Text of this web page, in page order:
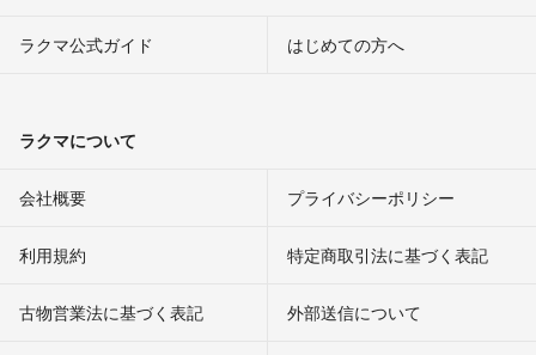
ラクマ公式ガイド はじめての方へ
ラクマについて
会社概要 プライバシーポリシー
利用規約 特定商取引法に基づく表記
古物営業法に基づく表記 外部送信について